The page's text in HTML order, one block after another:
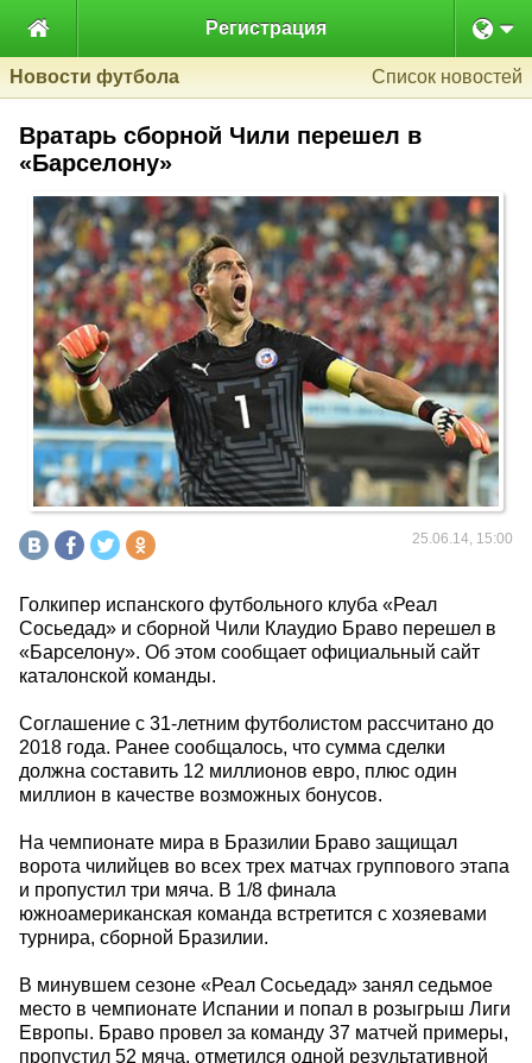
 Регистрация
Новости футбола Список новостей
Вратарь сборной Чили перешел в
«Барселону»
25.06.14, 15:00
Голкипер испанского футбольного клуба «Реал
Сосьедад» и сборной Чили Клаудио Браво перешел в
«Барселону». Об этом сообщает официальный сайт
каталонской команды.
Соглашение с 31-летним футболистом рассчитано до
2018 года. Ранее сообщалось, что сумма сделки
должна составить 12 миллионов евро, плюс один
миллион в качестве возможных бонусов.
На чемпионате мира в Бразилии Браво защищал
ворота чилийцев во всех трех матчах группового этапа
и пропустил три мяча. В 1/8 финала
южноамериканская команда встретится с хозяевами
турнира, сборной Бразилии.
В минувшем сезоне «Реал Сосьедад» занял седьмое
место в чемпионате Испании и попал в розыгрыш Лиги
Европы. Браво провел за команду 37 матчей примеры,
пропустил 52 мяча, отметился одной результативной